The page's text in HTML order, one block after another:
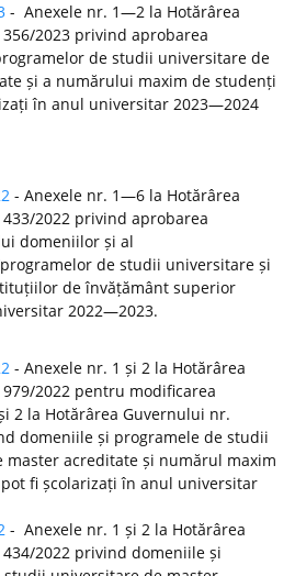
- Anexele nr. 1—2 la Hotărârea
2023 privind aprobarea
de studii universitare de
și a numărului maxim de studenți
în anul universitar 2023—2024
- Anexele nr. 1—6 la Hotărârea
2022 privind aprobarea
domeniilor și al
de studii universitare și
de învățământ superior
2022—2023.
- Anexele nr. 1 și 2 la Hotărârea
2022 pentru modificarea
2 la Hotărârea Guvernului nr.
domeniile și programele de studii
master acreditate și numărul maxim
fi școlarizați în anul universitar
- Anexele nr. 1 și 2 la Hotărârea
2022 privind domeniile și